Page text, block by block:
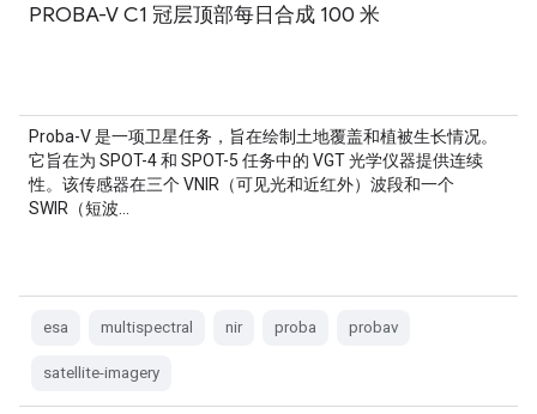
PROBA-V C1 冠层顶部每日合成 100 米
Proba-V 是一项卫星任务，旨在绘制土地覆盖和植被生长情况。
它旨在为 SPOT-4 和 SPOT-5 任务中的 VGT 光学仪器提供连续
性。该传感器在三个 VNIR（可见光和近红外）波段和一个
SWIR（短波…
esa multispectral nir proba probav
satellite-imagery